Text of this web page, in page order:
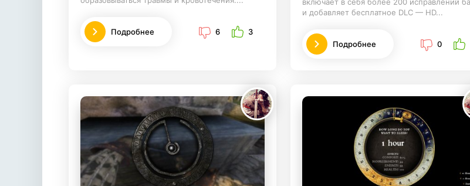
Подробнее 6 3
и добавляет бесплатное DLC — HD...
Подробнее 0